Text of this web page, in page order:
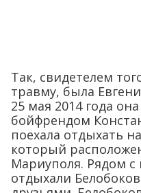
Так, свидетелем
травму, была
25 мая 2014 года
бойфрендом
поехала отдыхать
который
Мариуполя. Рядом
отдыхали